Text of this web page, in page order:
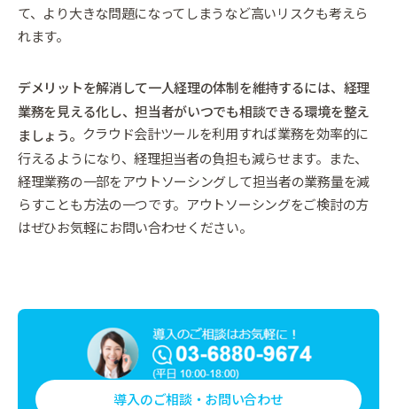
て、より大きな問題になってしまうなど高いリスクも考えら
れます。
デメリットを解消して一人経理の体制を維持するには、経理
業務を見える化し、担当者がいつでも相談できる環境を整え
ましょう。 クラウド会計ツールを利用すれば業務を効率的に
行えるようになり、経理担当者の負担も減らせます。 また、
経理業務の一部をアウトソーシングして担当者の業務量を減
らすことも方法の一つです。アウトソーシングをご検討の方
はぜひお気軽にお問い合わせください。
導入のご相談・お問い合わせ